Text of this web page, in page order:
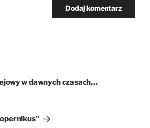
w dawnych czasach…